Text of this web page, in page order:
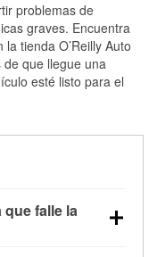
problemas de
graves. Encuentra
tienda O’Reilly Auto
de que llegue una
esté listo para el
que falle la